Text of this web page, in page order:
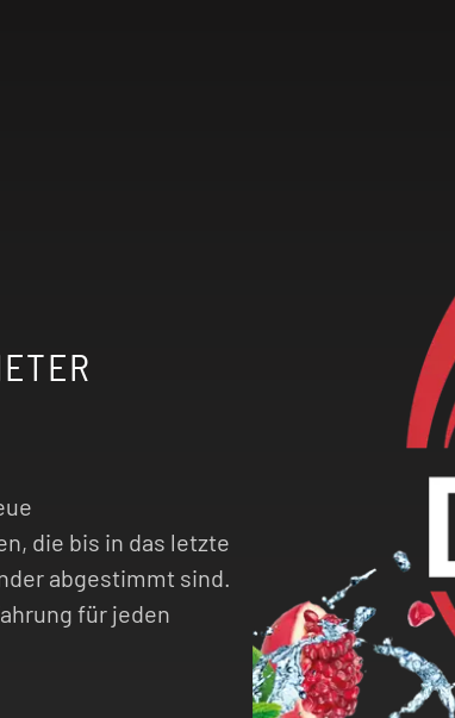
die bis in das letzte
abgestimmt sind.
für jeden